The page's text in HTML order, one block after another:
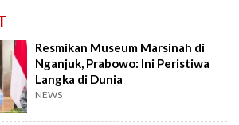
Resmikan Museum Marsinah di
Nganjuk, Prabowo: Ini Peristiwa
Langka di Dunia
NEWS